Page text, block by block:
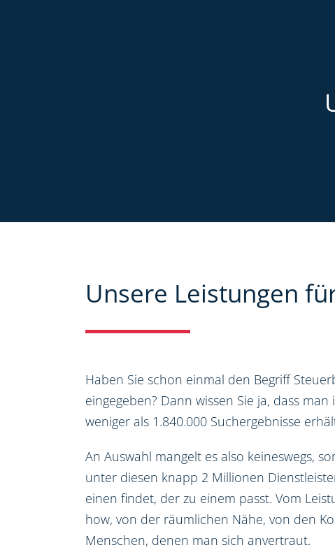
Unsere Leistungen
Haben Sie schon einmal den Begriff
eingegeben? Dann wissen Sie ja, dass
weniger als 1.840.000 Suchergebnisse
An Auswahl mangelt es also keineswegs,
unter diesen knapp 2 Millionen
einen findet, der zu einem passt. Vom
how, von der räumlichen Nähe, von den
Menschen, denen man sich anvertraut.